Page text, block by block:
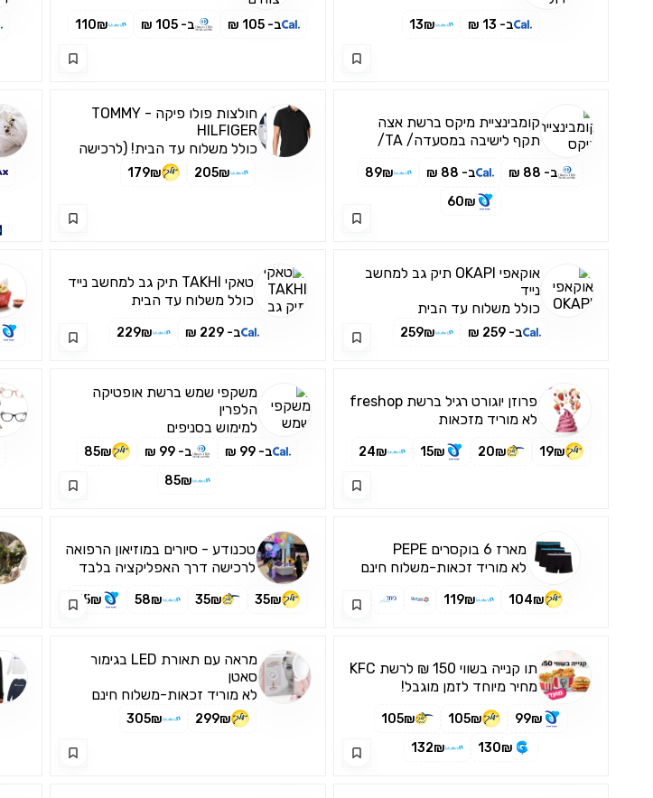
ב- 13 ₪ 13₪ ב- 105 ₪ ב- 105 ₪ 110₪
קומבינציית מיקס ברשת אצה
תקף לישיבה במסעדה/ TA/
האפליקציה בלבד) ב- 88 ₪ ב- 88 ₪
89₪
60₪
חולצות פולו פיקה - TOMMY
HILFIGER
כולל משלוח עד הבית! (לרכישה
דרך האפליקציה בלבד)
205₪
179₪
אוקאפי OKAPI תיק גב למחשב
נייד
כולל משלוח עד הבית
ב- 259 ₪ 259₪
טאקי TAKHI תיק גב למחשב נייד
כולל משלוח עד הבית
ב- 229 ₪ 229₪
פרוזן יוגורט רגיל ברשת freshop
לא מוריד מזכאות
19₪
20₪
15₪
24₪
משקפי שמש ברשת אופטיקה
הלפרין
למימוש בסניפים
ב- 99 ₪ ב- 99 ₪
85₪
85₪
מארז 6 בוקסרים PEPE
לא מוריד זכאות-משלוח חינם
104₪
119₪
טכנודע - סיורים במוזיאון הרפואה
לרכישה דרך האפליקציה בלבד
35₪
35₪
58₪
35₪
תו קנייה בשווי 150 ₪ לרשת KFC
מחיר מיוחד לזמן מוגבל!
99₪
105₪
105₪
130₪
132₪
מראה עם תאורת LED בגימור
סאטן
לא מוריד זכאות-משלוח חינם
299₪
305₪